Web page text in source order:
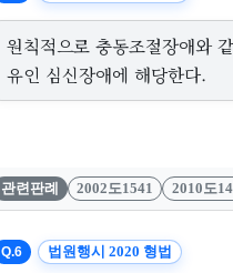
원칙적으로 충동조절장애와
유인 심신장애에 해당한다.
관련판례 2002도1541 2010도
Q.6 법원행시 2020 형법